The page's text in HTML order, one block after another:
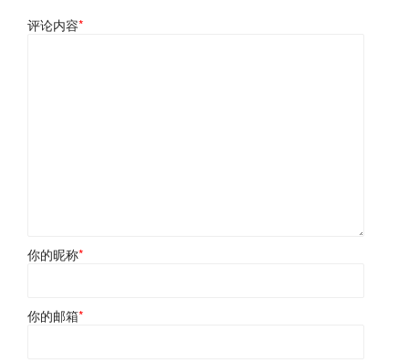
评论内容*
你的昵称*
你的邮箱*